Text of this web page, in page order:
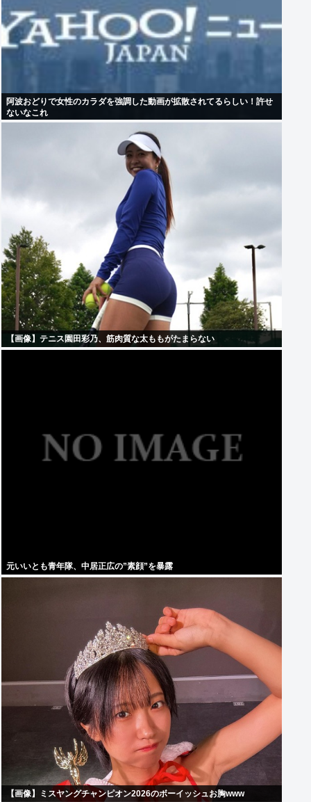
阿波おどりで女性のカラダを強調した動画が拡散されてるらしい！許せ
ないなこれ
【画像】テニス園田彩乃、筋肉質な太ももがたまらない
元いいとも青年隊、中居正広の”素顔”を暴露
【画像】ミスヤングチャンピオン2026のボーイッシュお胸www